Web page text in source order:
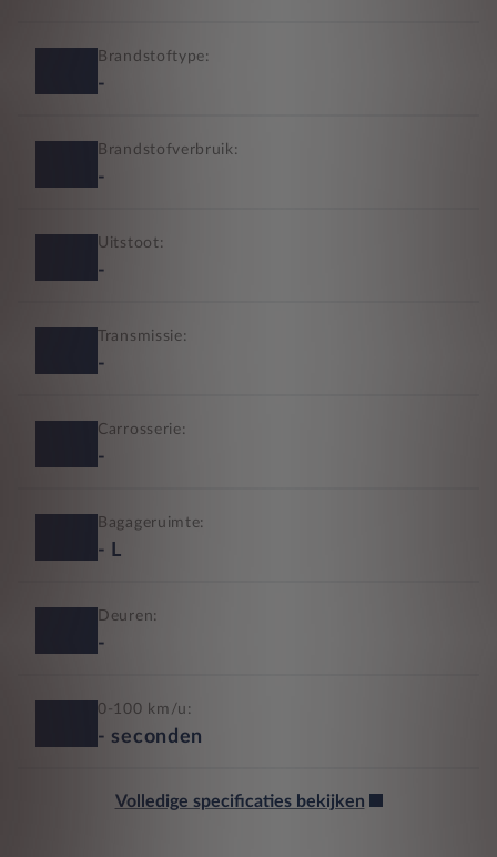
Brandstoftype:
-
Brandstofverbruik:
-
Uitstoot:
-
Transmissie:
-
Carrosserie:
-
Bagageruimte:
- L
Deuren:
-
0-100 km/u:
- seconden
Volledige specificaties bekijken